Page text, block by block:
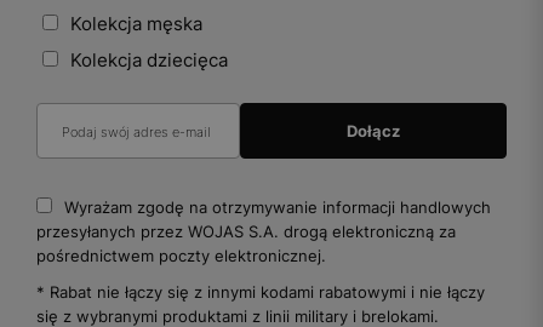
Kolekcja męska
Kolekcja dziecięca
Wyrażam zgodę na otrzymywanie informacji handlowych
przesyłanych przez WOJAS S.A. drogą elektroniczną za
pośrednictwem poczty elektronicznej.
* Rabat nie łączy się z innymi kodami rabatowymi i nie łączy
się z wybranymi produktami z linii military i brelokami.